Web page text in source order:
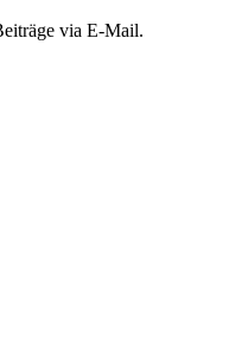
via E-Mail.